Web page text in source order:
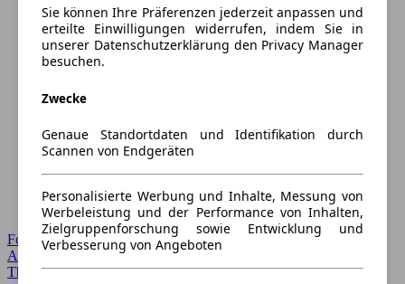
Forum Startseite
Alle Auto-Foren
Themen-Forum
Sie können Ihre Präferenzen jederzeit anpassen und
erteilte Einwilligungen widerrufen, indem Sie in
unserer Datenschutzerklärung den Privacy Manager
besuchen.
Zwecke
Genaue Standortdaten und Identifikation durch
Scannen von Endgeräten
Personalisierte Werbung und Inhalte, Messung von
Werbeleistung und der Performance von Inhalten,
Zielgruppenforschung sowie Entwicklung und
Verbesserung von Angeboten